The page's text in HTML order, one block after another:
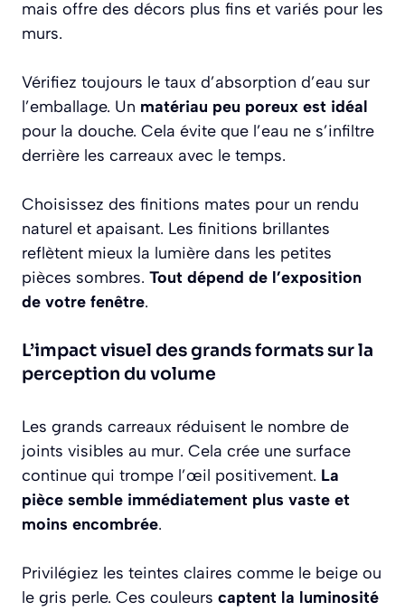
mais offre des décors plus fins et variés pour les
murs.
Vérifiez toujours le taux d’absorption d’eau sur
l’emballage. Un matériau peu poreux est idéal
pour la douche. Cela évite que l’eau ne s’infiltre
derrière les carreaux avec le temps.
Choisissez des finitions mates pour un rendu
naturel et apaisant. Les finitions brillantes
reflètent mieux la lumière dans les petites
pièces sombres. Tout dépend de l’exposition
de votre fenêtre.
L’impact visuel des grands formats sur la
perception du volume
Les grands carreaux réduisent le nombre de
joints visibles au mur. Cela crée une surface
continue qui trompe l’œil positivement. La
pièce semble immédiatement plus vaste et
moins encombrée.
Privilégiez les teintes claires comme le beige ou
le gris perle. Ces couleurs captent la luminosité